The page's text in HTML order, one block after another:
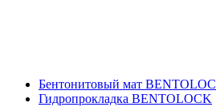
Бентонитовый мат
Гидропрокладка BENTOLOCK